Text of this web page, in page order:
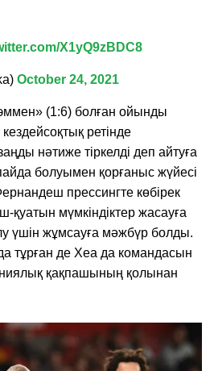
X1yQ9zBDC8
October 24, 2021
(1:6) болған ойынды
ретінде
нәтиже тіркелді деп айтуға
болуымен қорғаныс жүйесі
прессингте көбірек
қуатын мүмкіндіктер жасауға
үшін жұмсауға мәжбүр болды.
тұрған де Хеа да командасын
қақпашының қолынан